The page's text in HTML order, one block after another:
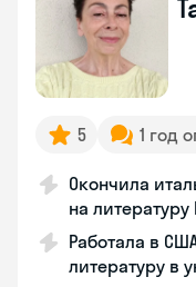
5 1 год
Окончила
на
Работала в
литературу в